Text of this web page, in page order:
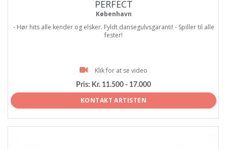
PERFECT
København
- Hør hits alle kender og elsker. Fyldt dansegulvsgaranti! - Spiller til alle
fester!
Klik for at se video
Pris: Kr. 11.500 - 17.000
KONTAKT ARTISTEN